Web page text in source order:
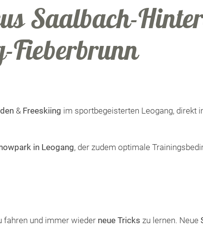
Saalbach-
Fieberbrunn
& Freeskiing im sportbegeisterten Leogang, direkt
in Leogang, der zudem optimale
fahren und immer wieder neue Tricks zu lernen. Neue